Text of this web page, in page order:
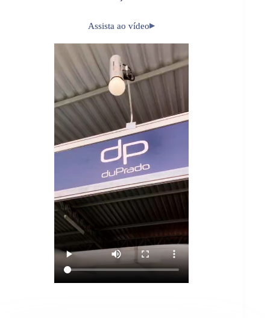
Assista ao vídeo▶